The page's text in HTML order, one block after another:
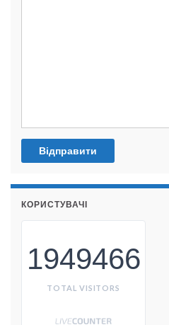
КОРИСТУВАЧІ
1949466
TOTAL VISITORS